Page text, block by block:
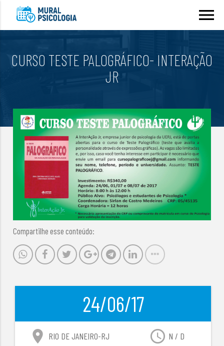
menu
CURSO TESTE PALOGRÁFICO- INTERAÇÃO
JR
Compartilhe esse conteúdo:
24/06/17
access_time N / D
location_on RIO DE JANEIRO-RJ